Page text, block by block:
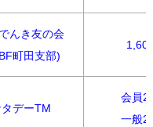
んき友の会
町田支部)
デーTM
会員
一般